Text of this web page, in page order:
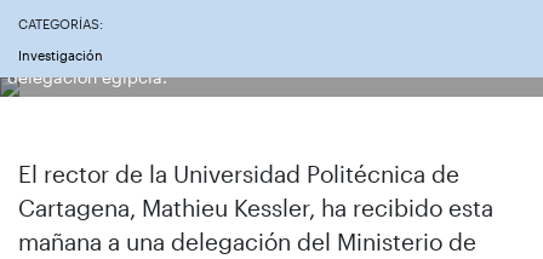
CATEGORÍAS:
Investigación
El Rector, junto a Pérez Pastor y García Bermejo, recibiendo a la
delegación egipcia.
El rector de la Universidad Politécnica de
Cartagena, Mathieu Kessler, ha recibido esta
mañana a una delegación del Ministerio de